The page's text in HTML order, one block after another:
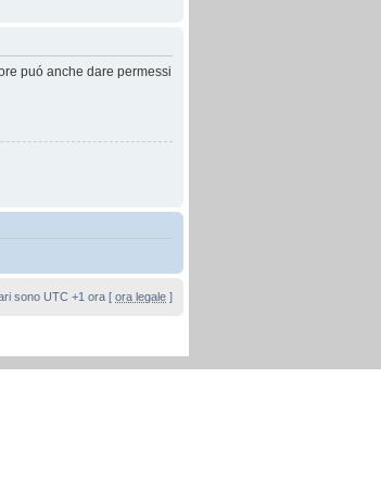
puó anche dare permessi
sono UTC +1 ora [ ora legale ]